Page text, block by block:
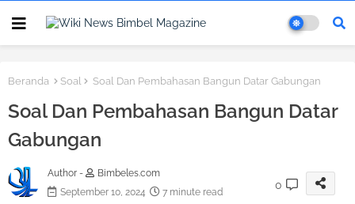
Beranda Soal Soal Dan Pembahasan Bangun Datar Gabungan
Soal Dan Pembahasan Bangun Datar
Gabungan
Author -
Bimbeles.com
September 10, 2024
7 minute read
0